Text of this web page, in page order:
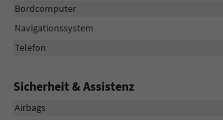
Bordcomputer
Navigationssystem
Telefon
Sicherheit & Assistenz
Airbags